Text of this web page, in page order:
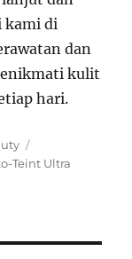
kami di
dan
kulit
hari.
Teint Ultra